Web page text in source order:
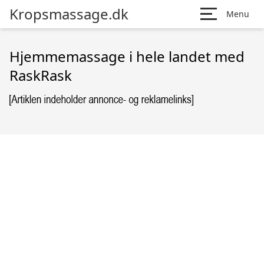
Kropsmassage.dk Menu
Hjemmemassage i hele landet med
RaskRask